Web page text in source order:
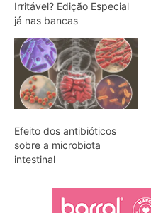
Irritável? Edição Especial
já nas bancas
Efeito dos antibióticos
sobre a microbiota
intestinal